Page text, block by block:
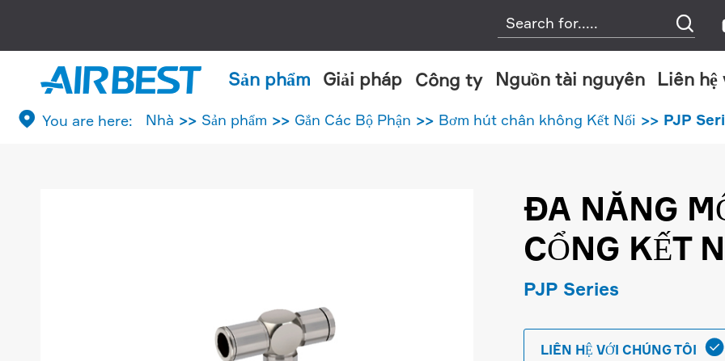

Sản phẩm Giải pháp Công ty Nguồn tài nguyên Liên hệ
 Nhà Sản phẩm Gắn Các Bộ Phận Bơm hút chân không Kết Nối PJP
ĐA NĂNG
CỔNG KẾT
PJP Series
LIÊN HỆ VỚI CHÚNG TÔI 